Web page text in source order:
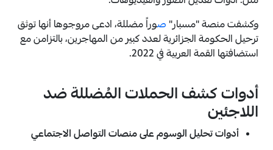
وكشفت منصة "مسبار" صوراً مضللة، ادعى مروجوها أنها توثق
ترحيل الحكومة الجزائرية لعدد كبير من المهاجرين، بالتزامن مع
استضافتها القمة العربية في 2022.
أدوات كشف الحملات المُضللة ضد
اللاجئين
أدوات تحليل الوسوم على منصات التواصل الاجتماعي